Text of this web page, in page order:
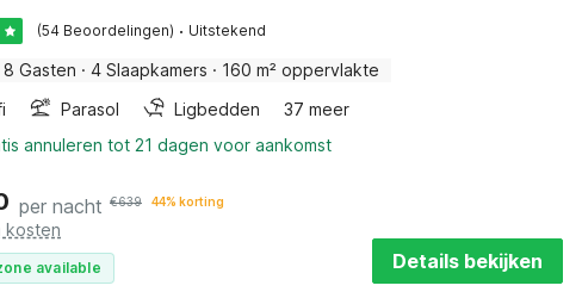
(54 Beoordelingen) · Uitstekend
8 Gasten · 4 Slaapkamers · 160 m² oppervlakte
Parasol Ligbedden
37 meer
annuleren tot 21 dagen voor aankomst
per nacht €639 44% korting
kosten
available Details bekijken